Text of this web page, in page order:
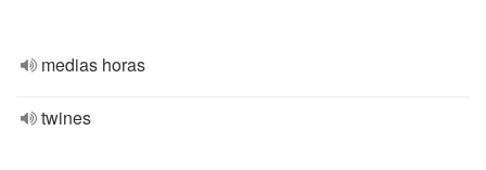
medias horas
twines